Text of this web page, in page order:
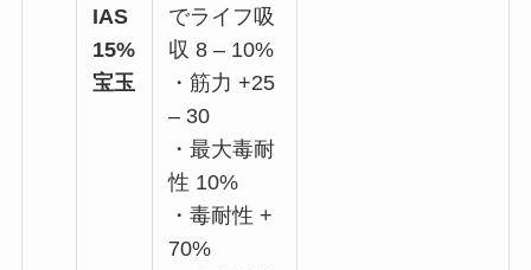
IAS
15%
宝玉
でライフ吸
収 8 – 10%
・筋力 +25
– 30
・最大毒耐
性 10%
・毒耐性 +
70%